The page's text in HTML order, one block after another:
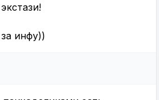
инфу))